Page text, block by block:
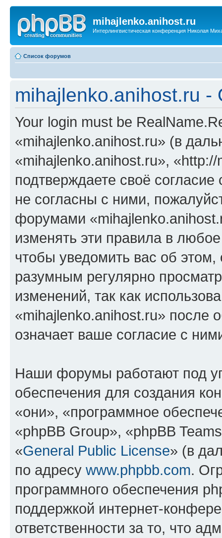
mihajlenko.anihost.ru
Интерлингвистическая конференция Николая
Список форумов
mihajlenko.anihost.ru
Your login must be
«mihajlenko.anihost.ru» (в
«mihajlenko.anihost.ru»,
подтверждаете своё
не согласны с ними,
форумами
изменять эти правила в
чтобы уведомить вас об
разумным регулярно
изменений, так как
«mihajlenko.anihost.ru» после
означает ваше согласие с
Наши форумы работают под
обеспечения для создания
«они», «программное
«phpBB Group», «phpBB
«General Public License» (в
по адресу www.phpbb.com.
программного обеспечения
поддержкой интернет-
ответственности за то, что